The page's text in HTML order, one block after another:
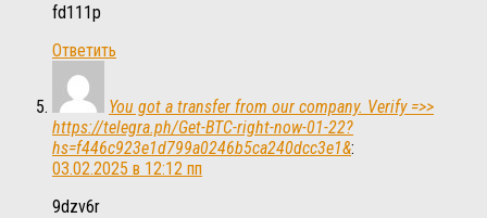
fd111p
Ответить
You got a transfer from our company. Verify =>>
https://telegra.ph/Get-BTC-right-now-01-22?
hs=f446c923e1d799a0246b5ca240dcc3e1&:
03.02.2025 в 12:12 пп
9dzv6r